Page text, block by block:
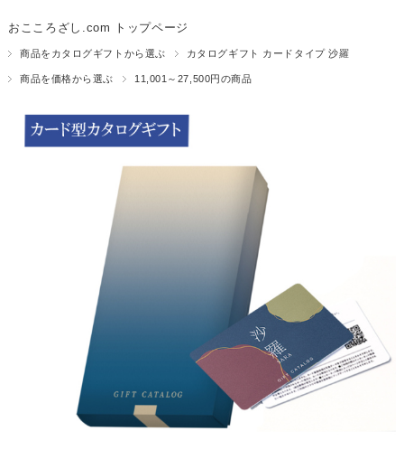
おこころざし.com トップページ
商品をカタログギフトから選ぶ カタログギフト カードタイプ 沙羅
商品を価格から選ぶ 11,001～27,500円の商品